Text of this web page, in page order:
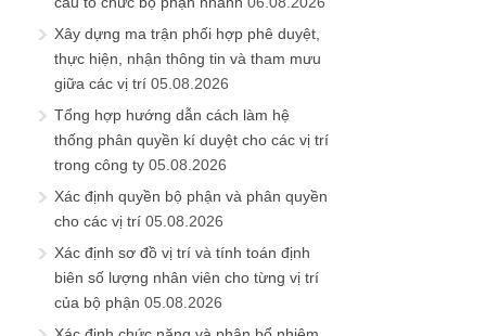
Xây dựng ma trận phối hợp phê duyệt,
thực hiện, nhận thông tin và tham mưu
giữa các vị trí 05.08.2026
Tổng hợp hướng dẫn cách làm hệ
thống phân quyền kí duyệt cho các vị trí
trong công ty 05.08.2026
Xác định quyền bộ phận và phân quyền
cho các vị trí 05.08.2026
Xác định sơ đồ vị trí và tính toán định
biên số lượng nhân viên cho từng vị trí
của bộ phận 05.08.2026